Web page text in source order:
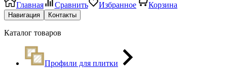
Главная Сравнить Избранное Корзина
Навигация Контакты
Каталог товаров
Профили для плитки